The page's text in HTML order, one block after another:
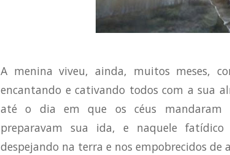
A menina viveu, ainda, muitos meses,
encantando e cativando todos com a sua
até o dia em que os céus mandaram
preparavam sua ida, e naquele fatídico
despejando na terra e nos empobrecidos de